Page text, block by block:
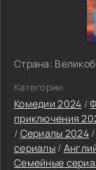
Страна:
Категории:
Комедии 2024 /
приключения
/ Сериалы 2024/
сериалы/
Семейные